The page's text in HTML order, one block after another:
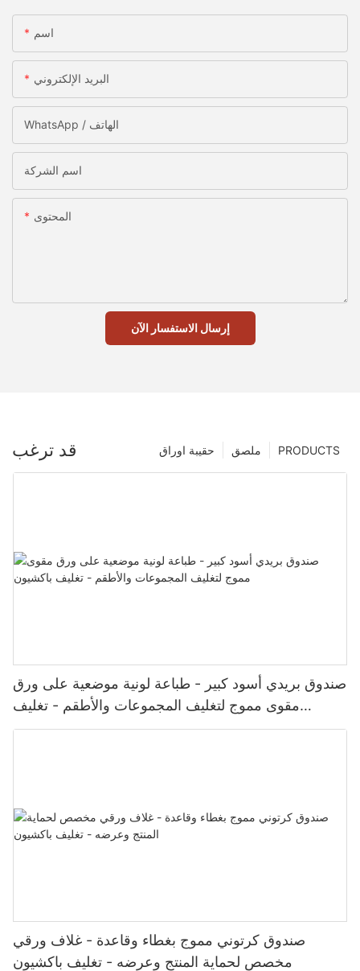
اسم
البريد الإلكتروني
WhatsApp / الهاتف
اسم الشركة
المحتوى
إرسال الاستفسار الآن
قد ترغب PRODUCTS ملصق حقيبة اوراق
صندوق بريدي أسود كبير - طباعة لونية موضعية على ورق
مقوى مموج لتغليف المجموعات والأطقم - تغليف
باكشيون
صندوق كرتوني مموج بغطاء وقاعدة - غلاف ورقي
مخصص لحماية المنتج وعرضه - تغليف باكشيون